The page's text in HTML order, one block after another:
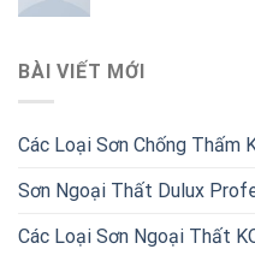
BÀI VIẾT MỚI
Các Loại Sơn Chống Thấm
Sơn Ngoại Thất Dulux
Các Loại Sơn Ngoại Thất